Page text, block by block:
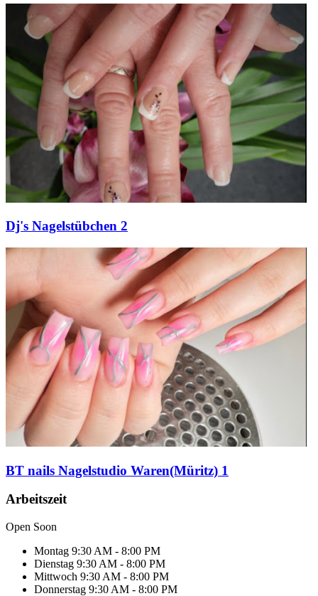
Dj's Nagelstübchen 2
BT nails Nagelstudio Waren(Müritz) 1
Arbeitszeit
Open Soon
Montag 9:30 AM - 8:00 PM
Dienstag 9:30 AM - 8:00 PM
Mittwoch 9:30 AM - 8:00 PM
Donnerstag 9:30 AM - 8:00 PM